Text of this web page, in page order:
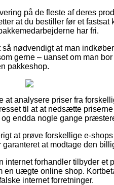
på de fleste af deres
at du bestiller før et fastsat
har fri.
nødvendigt at man
gerne – uanset om man
pakkeshop.
analysere priser fra
til at at nedsætte
endda nogle gange
at prøve forskellige e-
at modtage den
internet forhandler tilbyder et
uægte online shop.
internet forretninger.